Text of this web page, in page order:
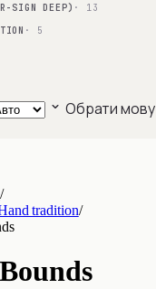
SIGN DEEP) · 13
· 5
Обрати мову
/
tradition/